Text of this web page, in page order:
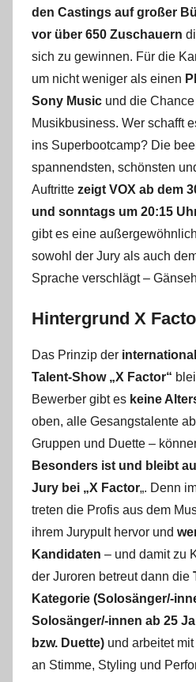
den Castings auf großer
vor über 650 Zuschauern
sich zu gewinnen. Für die
um nicht weniger als einen
Sony Music und die
Musikbusiness. Wer schafft
ins Superbootcamp? Die
spannendsten, schönsten
Auftritte zeigt VOX ab dem
und sonntags um 20:15
gibt es eine
sowohl der Jury als auch
Sprache verschlägt –
Hintergrund X
Das Prinzip der
Talent-Show „X Factor“
Bewerber gibt es keine
oben, alle Gesangstalente
Gruppen und Duette –
Besonders ist und bleibt
Jury bei „X Factor„. Denn
treten die Profis aus dem
ihrem Jurypult hervor und
Kandidaten – und damit zu
der Juroren betreut dann die
Kategorie (Solosänger/-
Solosänger/-innen ab 25
bzw. Duette) und arbeitet
an Stimme, Styling und